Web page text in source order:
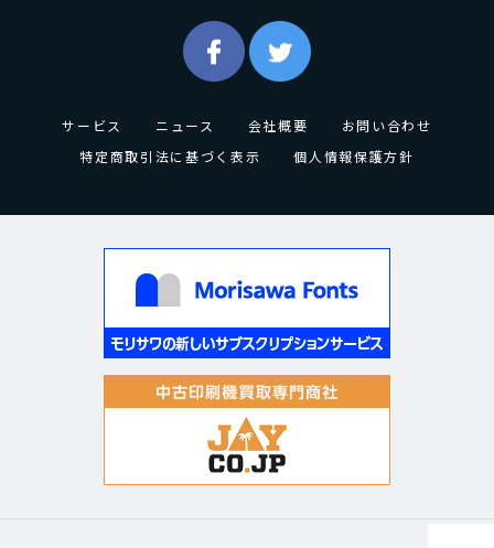
サービス ニュース 会社概要
お問い合わせ
特定商取引法に基づく表示
個人情報保護方針